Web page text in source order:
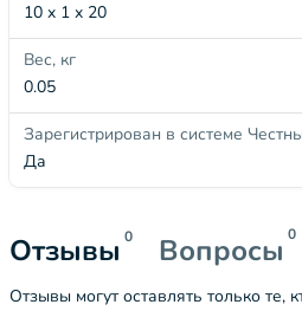
10 x 1 x 20
Вес, кг
0.05
Зарегистрирован в системе
Да
Отзывы 0 Вопросы 0
Отзывы могут оставлять только те,